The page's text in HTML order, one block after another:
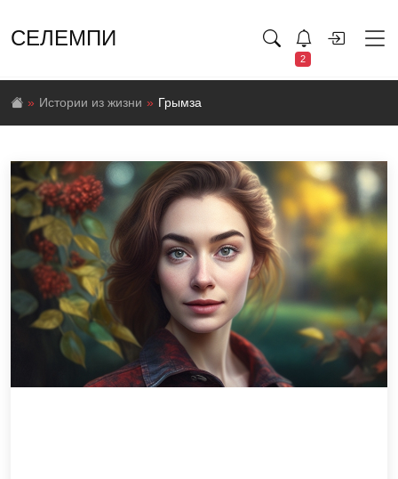
СЕЛЕМПИ
2
Истории из жизни Грымза